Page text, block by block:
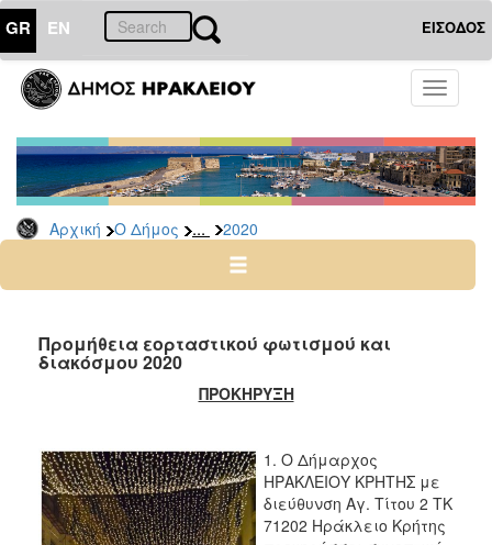
GR EN ΕΙΣΟΔΟΣ
Toggle
Αρχική Ο Δήμος ... 2020
ΔΗΜΟΣ
Διακηρύξεις
-
Δημοπρασίες
Αρχείο
2025
2023
2020
2019
2018
Προμήθεια εορταστικού φωτισμού και
διακόσμου 2020
ΠΡΟΚΗΡΥΞΗ
1. Ο Δήμαρχος
ΗΡΑΚΛΕΙΟΥ ΚΡΗΤΗΣ με
διεύθυνση Αγ. Τίτου 2 ΤΚ
71202 Ηράκλειο Κρήτης